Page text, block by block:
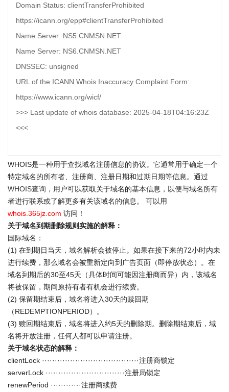
Domain Status: clientTransferProhibited
https://icann.org/epp#clientTransferProhibited
Name Server: NS5.CNMSN.NET
Name Server: NS6.CNMSN.NET
DNSSEC: unsigned
URL of the ICANN Whois Inaccuracy Complaint Form:
https://www.icann.org/wicf/
>>> Last update of whois database: 2025-04-18T04:16:23Z
<<<
WHOIS是一种用于查找域名注册信息的协议。它通常用于确定一个
特定域名的所有者、注册商、注册日期和过期日期等信息。通过
WHOIS查询 ，用户可以获取关于域名的基本信息，以便与域名所有
者进行联系或了解更多有关该域名的信息。 可以用
whois.365jz.com 访问！
关于域名到期删除规则实施的解释：
国际域名：
(1) 在到期日当天，域名解析会被停止。如果在接下来的72小时内未
进行续费，那么域名会被重新定向到广告页面（即停放状态）。在
域名到期后的30至45天（具体时间可能因注册商而异）内，该域名
将被保留，期间原持有者有机会进行续费。
(2) 保留期结束后，域名将进入30天的赎回期
（REDEMPTIONPERIOD）。
(3) 赎回期结束后，域名将进入约5天的删除期。删除期结束后，域
名将开放注册，任何人都可以申请注册。
关于域名状态的解释：
clientLock ······································注册商锁定
serverLock ·······························注册局锁定
renewPeriod ············注册商续费